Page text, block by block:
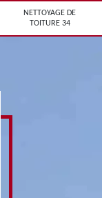
NETTOYAGE DE
TOITURE 34